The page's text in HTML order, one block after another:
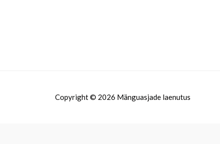
Copyright © 2026 Mänguasjade laenutus